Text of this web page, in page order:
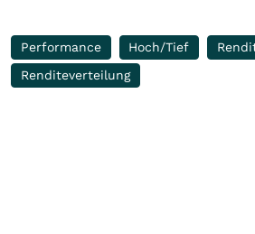
Performance Hoch/Tief
Renditeverteilung